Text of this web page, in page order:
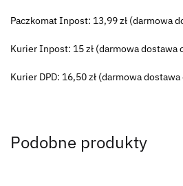
Paczkomat Inpost: 13,99 zł (darmowa
Kurier Inpost: 15 zł (darmowa dostawa
Kurier DPD: 16,50 zł (darmowa dostawa
Podobne produkty